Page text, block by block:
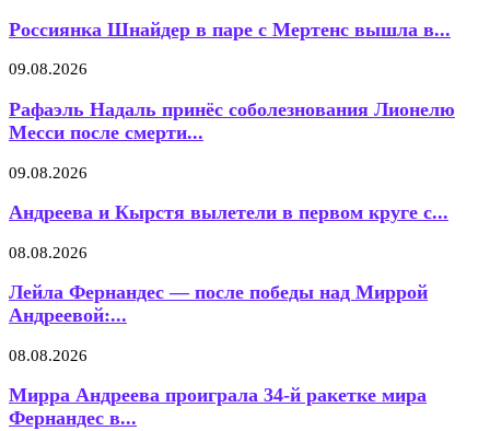
Россиянка Шнайдер в паре с Мертенс вышла в...
09.08.2026
Рафаэль Надаль принёс соболезнования Лионелю
Месси после смерти...
09.08.2026
Андреева и Кырстя вылетели в первом круге с...
08.08.2026
Лейла Фернандес — после победы над Миррой
Андреевой:...
08.08.2026
Мирра Андреева проиграла 34-й ракетке мира
Фернандес в...